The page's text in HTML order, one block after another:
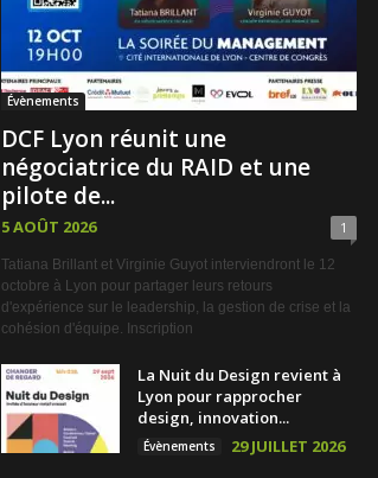
Évènements
DCF Lyon réunit une
négociatrice du RAID et une
pilote de...
5 AOÛT 2026 1
Tatiana Brillant et Virginie Guyot interviendront le 12
octobre à Lyon pour partager leurs retours
d'expérience sur le leadership, la gestion de crise et la
cohésion d'équipe. Inscription
La Nuit du Design revient à
Lyon pour rapprocher
design, innovation...
Évènements 29 JUILLET 2026